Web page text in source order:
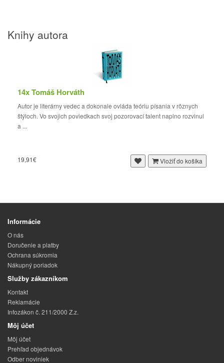
Knihy autora
14x Tomáš Horváth
Autor je literárny vedec a dokonale ovláda teóriu písania v rôznych
štýloch. Vo svojich poviedkach svoj pozorovací talent naplno rozvinul
a ...
19,91€ Vložiť do košíka
Informácie
O nás
Doručenie a platby
Ochrana súkromia
Nákupný poriadok
Služby zákazníkom
Kontakt
Reklamácie
Infozákon č. 211/2000 Z.z.
Môj účet
Môj účet
Prehľad objednávok
Odber noviniek